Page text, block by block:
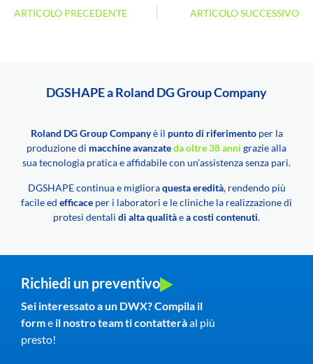
ARTICOLO PRECEDENTE ARTICOLO SUCCESSIVO
DGSHAPE a Roland DG Group Company
Roland DG Group Companyè il punto di riferimentoper la
produzione di macchine avanzateda oltre 38 anni grazie alla
sua tecnologia pratica e affidabile con un’assistenza senza pari.
DGSHAPE continua e miglioraquesta eredità, rendendo più
facile ed efficace per i laboratori e le cliniche la realizzazione di
protesi dentali di alta qualitàea costi contenuti.
Richiedi un preventivo
Sei interessato a un DWX? Compila il
forme il nostro teamti contatteràal più
presto!